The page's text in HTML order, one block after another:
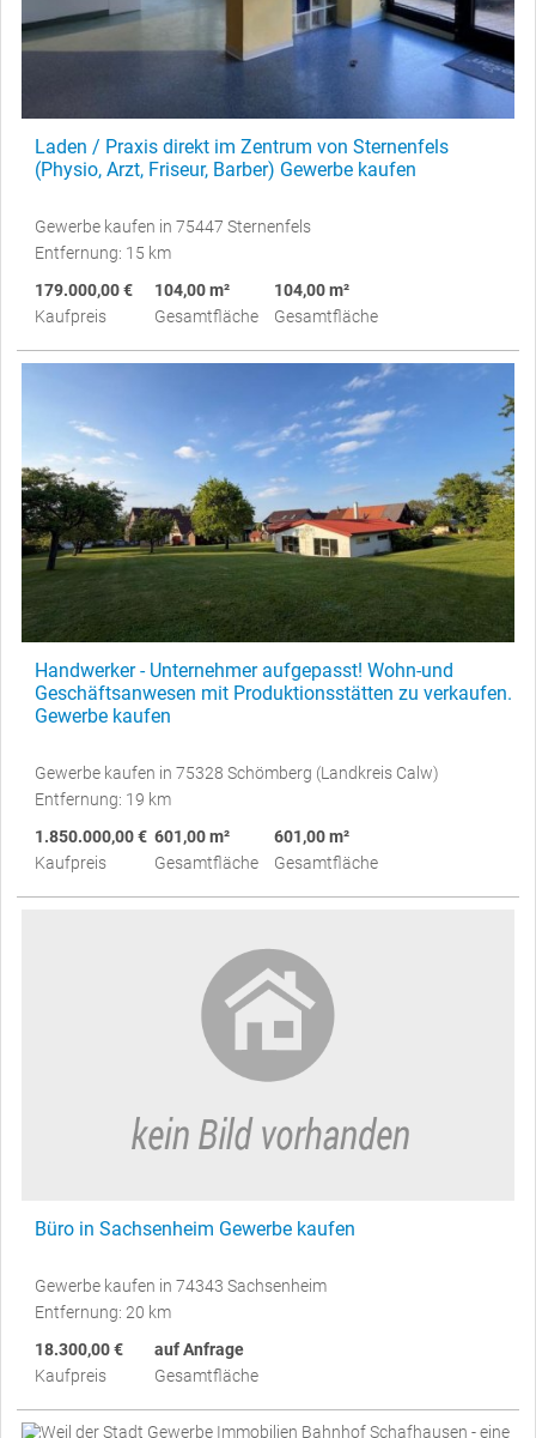
Laden / Praxis direkt im Zentrum von Sternenfels
(Physio, Arzt, Friseur, Barber) Gewerbe kaufen
Gewerbe kaufen in 75447 Sternenfels
Entfernung: 15 km
179.000,00 €
Kaufpreis
104,00 m²
Gesamtfläche
104,00 m²
Gesamtfläche
Handwerker - Unternehmer aufgepasst! Wohn-und
Geschäftsanwesen mit Produktionsstätten zu verkaufen.
Gewerbe kaufen
Gewerbe kaufen in 75328 Schömberg (Landkreis Calw)
Entfernung: 19 km
1.850.000,00 €
Kaufpreis
601,00 m²
Gesamtfläche
601,00 m²
Gesamtfläche
Büro in Sachsenheim Gewerbe kaufen
Gewerbe kaufen in 74343 Sachsenheim
Entfernung: 20 km
18.300,00 €
Kaufpreis
auf Anfrage
Gesamtfläche